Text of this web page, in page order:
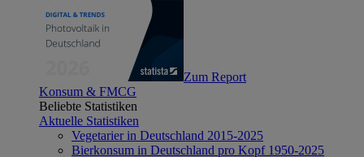
Zum Report
Konsum & FMCG
Beliebte Statistiken
Aktuelle Statistiken
Vegetarier in Deutschland 2015-2025
Bierkonsum in Deutschland pro Kopf 1950-2025